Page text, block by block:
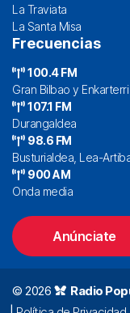
La Traviata
La Santa Misa
Frecuencias
100.4 FM
Gran Bilbao y Enkarterri
107.1 FM
Durangaldea
98.6 FM
Busturialdea, Lea-
900 AM
Onda media
Anúnciate
© 2026 Radio